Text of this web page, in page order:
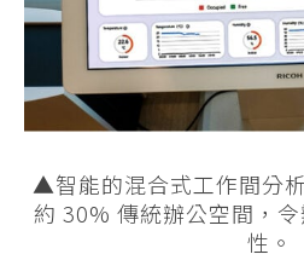
▲智能的混合式工作間分
約 30% 傳統辦公空間，
性。